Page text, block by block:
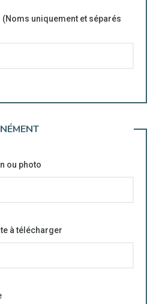
uniquement et séparés
ou photo
à télécharger